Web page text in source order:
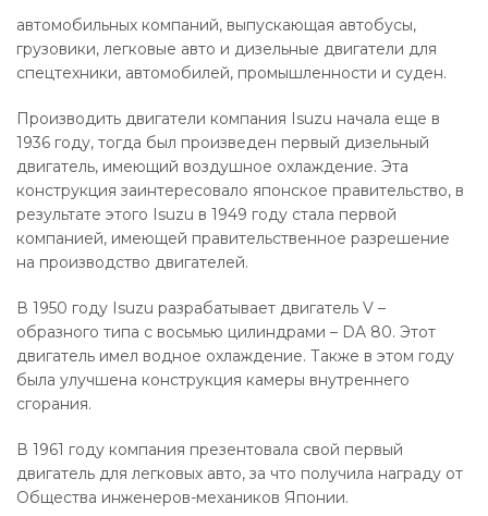
автомобильных компаний, выпускающая автобусы,
грузовики, легковые авто и дизельные двигатели для
спецтехники, автомобилей, промышленности и суден.
Производить двигатели компания Isuzu начала еще в
1936 году, тогда был произведен первый дизельный
двигатель, имеющий воздушное охлаждение. Эта
конструкция заинтересовало японское правительство, в
результате этого Isuzu в 1949 году стала первой
компанией, имеющей правительственное разрешение
на производство двигателей.
В 1950 году Isuzu разрабатывает двигатель V –
образного типа с восьмью цилиндрами – DA 80. Этот
двигатель имел водное охлаждение. Также в этом году
была улучшена конструкция камеры внутреннего
сгорания.
В 1961 году компания презентовала свой первый
двигатель для легковых авто, за что получила награду от
Общества инженеров-механиков Японии.